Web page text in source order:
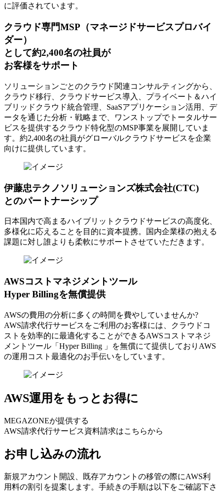
に評価されています。
クラウド専門MSP （マネージドサービスプロバイ
ダー）
として約2,400名の社員が
お客様をサポート
ソリューションごとのクラウド関連コンサルティングから、
クラウド移行、クラウドサービス導入、プライベート＆ハイ
ブリッドクラウド統合管理、SaaSアプリケーション活用、デ
ータを通じた分析・戦略まで、ワンストップでトータルサー
ビスを提供するクラウド特化型のMSP事業を展開していま
す。約2,400名の社員がグローバルクラウドサービスを企業
向けに提供しています。
伊藤忠テクノソリューションズ株式会社(CTC)
とのパートナーシップ
日本国内で高まるハイブリットクラウドサービスの高度化、
多様化に応えることを目的に資本提携。国内企業様の抱える
課題に対し誰よりも柔軟にサポートさせていただきます。
AWSコストマネジメントツール
Hyper Billingを無償提供
AWSの費⽤の分析に多くの時間を費やしていませんか?
AWS請求代⾏サービスをご利⽤のお客様には、クラウドコ
ストを効率的に最適化することができるAWSコストマネジ
メントツール「Hyper Billing 」を無償にて提供しておりAWS
の運⽤コスト最適化のお⼿伝いをしています。
AWS運用をもっとお得に
MEGAZONEが提供する
AWS請求代行サービス資料請求はこちらから
お申し込みの流れ
新規アカウント開設、既存アカウントの移管の際にAWS利
用料の割引を提案します。手続きの手順は以下をご確認下さ